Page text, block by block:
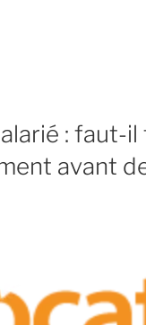
: faut-
avant